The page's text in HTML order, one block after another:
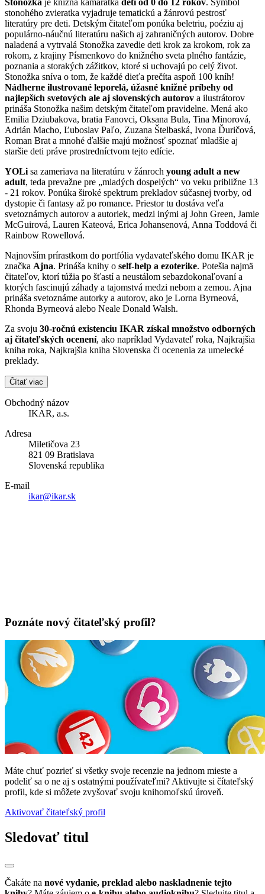
stonohého zvieratka vyjadruje tematickú a žánrovú pestrosť
literatúry pre deti. Detským čitateľom ponúka beletriu, poéziu aj
populárno-náučnú literatúru našich aj zahraničných autorov. Dobre
naladená a vytrvalá Stonožka zavedie deti krok za krokom, rok za
rokom, z krajiny Písmenkovo do knižného sveta plného fantázie,
poznania a storakých zážitkov, ktoré si uchovajú po celý život.
Stonožka sníva o tom, že každé dieťa prečíta aspoň 100 kníh!
Nádherne ilustrované leporelá, úžasné knižné príbehy od
najlepších svetových ale aj slovenských autorov a ilustrátorov
prináša Stonožka našim detským čitateľom pravidelne. Mená ako
Emilia Dziubakova, bratia Fanovci, Oksana Bula, Tina Minorová,
Adrián Macho, Ľuboslav Paľo, Zuzana Štelbaská, Ivona Ďuričová,
Roman Brat a mnohé ďalšie majú možnosť spoznať mladšie aj
staršie deti práve prostredníctvom tejto edície.
YOLi sa zameriava na literatúru v žánroch young adult a new
adult, teda prevažne pre „mladých dospelých“ vo veku približne 13
- 21 rokov. Ponúka široké spektrum prekladov súčasnej tvorby, od
dystopie či fantasy až po romance. Priestor tu dostáva veľa
svetoznámych autorov a autoriek, medzi inými aj John Green, Jamie
McGuirová, Lauren Kateová, Erica Johansenová, Anna Toddová či
Rainbow Rowellová.
Najnovším prírastkom do portfólia vydavateľského domu IKAR je
značka Ajna. Prináša knihy o self-help a ezoterike. Potešia najmä
čitateľov, ktorí túžia po šťastí a neustálom sebazdokonaľovaní a
ktorých fascinujú záhady a tajomstvá medzi nebom a zemou. Ajna
prináša svetoznáme autorky a autorov, ako je Lorna Byrneová,
Rhonda Byrneová alebo Neale Donald Walsh.
Za svoju 30-ročnú existenciu IKAR získal množstvo odborných
aj čitateľských ocenení, ako napríklad Vydavateľ roka, Najkrajšia
kniha roka, Najkrajšia kniha Slovenska či ocenenia za umelecké
preklady.
Čítať viac
Obchodný názov
IKAR, a.s.
Adresa
Miletičova 23
821 09 Bratislava
Slovenská republika
E-mail
ikar@ikar.sk
Poznáte nový čitateľský profil?
Máte chuť pozrieť si všetky svoje recenzie na jednom mieste a
podeliť sa o ne aj s ostatnými používateľmi? Aktivujte si čítateľský
profil, kde si môžete zvyšovať svoju knihomoľskú úroveň.
Aktivovať čitateľský profil
Sledovať titul
Čakáte na nové vydanie, preklad alebo naskladnenie tejto